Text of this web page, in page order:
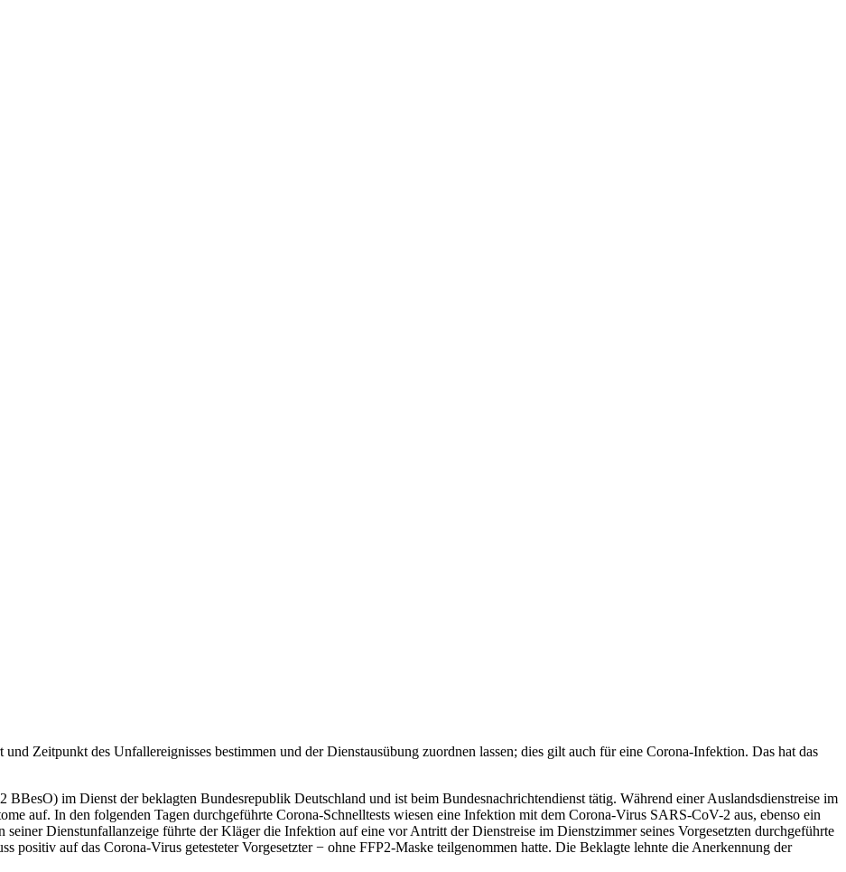
Zeitpunkt des Unfallereignisses bestimmen und der Dienstausübung zuordnen lassen; dies gilt auch für eine Corona-Infektion. Das hat das
BBesO) im Dienst der beklagten Bundesrepublik Deutschland und ist beim Bundesnachrichtendienst tätig. Während einer Auslandsdienstreise im
auf. In den folgenden Tagen durchgeführte Corona-Schnelltests wiesen eine Infektion mit dem Corona-Virus SARS-CoV-2 aus, ebenso ein
Dienstunfallanzeige führte der Kläger die Infektion auf eine vor Antritt der Dienstreise im Dienstzimmer seines Vorgesetzten durchgeführte
positiv auf das Corona-Virus getesteter Vorgesetzter − ohne FFP2-Maske teilgenommen hatte. Die Beklagte lehnte die Anerkennung der